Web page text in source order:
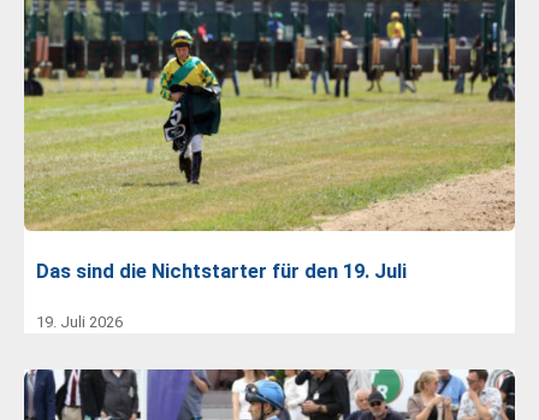
Das sind die Nichtstarter für den 19. Juli
19. Juli 2026